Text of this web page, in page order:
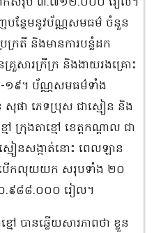
ញបន្ថែមនូវប័ណ្ណសមធម៌ ចំនួន
រតី និងមានការបន្លំដក
គ្រួសារក្រីក្រ និងងាយរងគ្រោះ
-១៩។ ប័ណ្ណសមធម៌ទាំង
ផា ភេទប្រុស ជាស្មៀន និង
មៅ ក្រុងតាខ្មៅ ខេត្តកណ្តាល ជា
មៀនសង្កាត់​នោះ ពេលឡាន
ើកលុយយក សរុបទាំង ២០
.៩៨៨.០០០ រៀល។
បានឆ្លើយសារភាពថា ខ្លួន